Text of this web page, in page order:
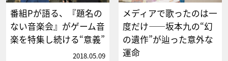
番組Pが語る、『題名の
ない音楽会』がゲーム音
楽を特集し続ける“意義”
2018.05.09
メディアで歌ったのは一
度だけ――坂本九の“幻
の遺作”が辿った意外な
運命